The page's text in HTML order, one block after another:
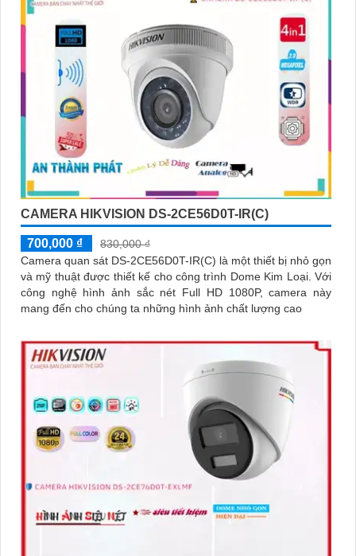
CAMERA HIKVISION DS-2CE56D0T-IR(C)
700,000 ₫
830,000 ₫
Camera quan sát DS-2CE56D0T-IR(C) là một thiết bị nhỏ gọn
và mỹ thuật được thiết kế cho công trình Dome Kim Loại. Với
công nghệ hình ảnh sắc nét Full HD 1080P, camera này
mang đến cho chúng ta những hình ảnh chất lượng cao